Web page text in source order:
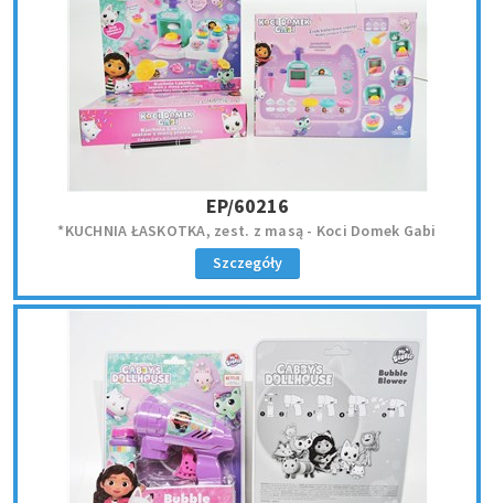
EP/60216
*KUCHNIA ŁASKOTKA, zest. z masą - Koci Domek Gabi
Szczegóły